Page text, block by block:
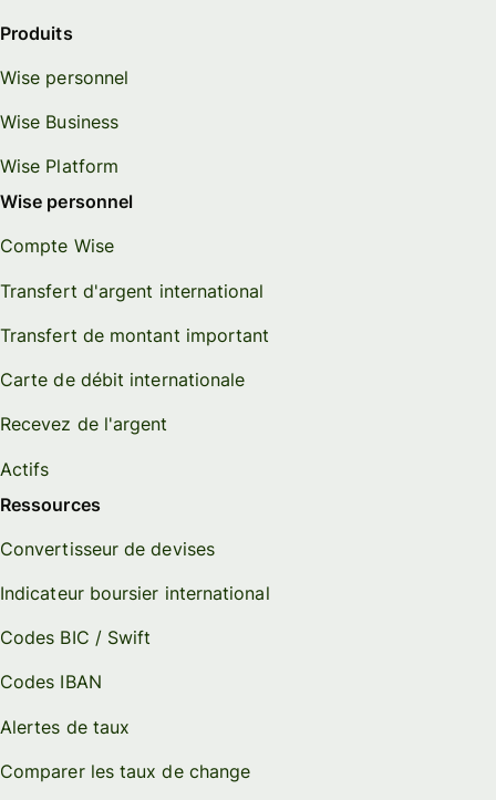
Produits
Wise personnel
Wise Business
Wise Platform
Wise personnel
Compte Wise
Transfert d'argent international
Transfert de montant important
Carte de débit internationale
Recevez de l'argent
Actifs
Ressources
Convertisseur de devises
Indicateur boursier international
Codes BIC / Swift
Codes IBAN
Alertes de taux
Comparer les taux de change